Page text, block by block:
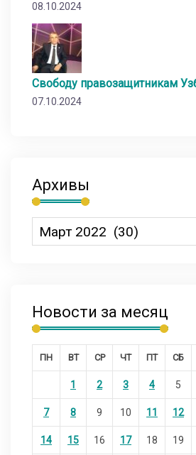
08.10.2024
Свободу правозащитникам
07.10.2024
Архивы
Новости за месяц
ПН ВТ СР ЧТ ПТ СБ
1 2 3 4 5
7 8 9 10 11 12
14 15 16 17 18 19